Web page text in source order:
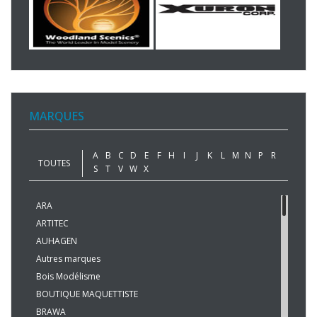
MARQUES
TOUTES
A B C D E F H I J K L M N P
R
S
T V W X
ARA
ARTITEC
AUHAGEN
Autres marques
Bois Modélisme
BOUTIQUE MAQUETTISTE
BRAWA